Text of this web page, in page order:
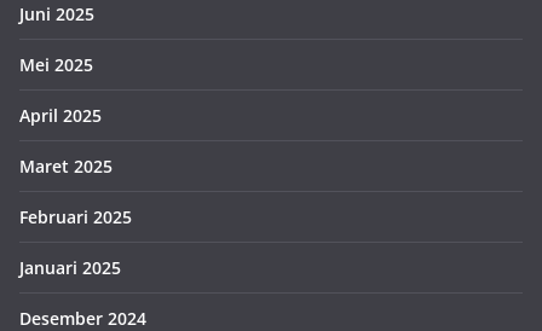
Juni 2025
Mei 2025
April 2025
Maret 2025
Februari 2025
Januari 2025
Desember 2024